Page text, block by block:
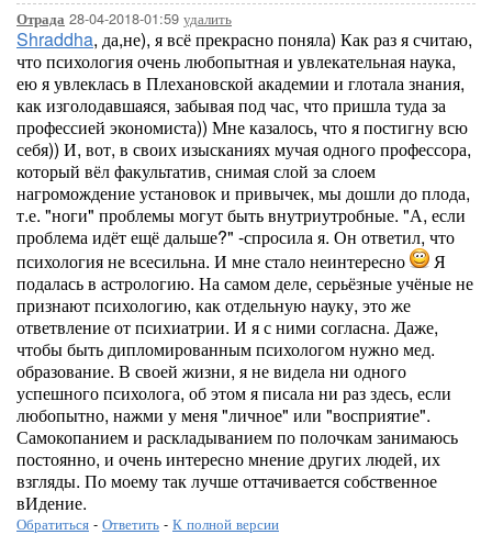
Отрада 28-04-2018-01:59 удалить
Shraddha, да,не), я всё прекрасно поняла) Как раз я считаю,
что психология очень любопытная и увлекательная наука,
ею я увлеклась в Плехановской академии и глотала знания,
как изголодавшаяся, забывая под час, что пришла туда за
профессией экономиста)) Мне казалось, что я постигну всю
себя)) И, вот, в своих изысканиях мучая одного профессора,
который вёл факультатив, снимая слой за слоем
нагромождение установок и привычек, мы дошли до плода,
т.е. "ноги" проблемы могут быть внутриутробные. "А, если
проблема идёт ещё дальше?" -спросила я. Он ответил, что
психология не всесильна. И мне стало неинтересно
Я
подалась в астрологию. На самом деле, серьёзные учёные не
признают психологию, как отдельную науку, это же
ответвление от психиатрии. И я с ними согласна. Даже,
чтобы быть дипломированным психологом нужно мед.
образование. В своей жизни, я не видела ни одного
успешного психолога, об этом я писала ни раз здесь, если
любопытно, нажми у меня "личное" или "восприятие".
Самокопанием и раскладыванием по полочкам занимаюсь
постоянно, и очень интересно мнение других людей, их
взгляды. По моему так лучше оттачивается собственное
вИдение.
Обратиться - Ответить - К полной версии